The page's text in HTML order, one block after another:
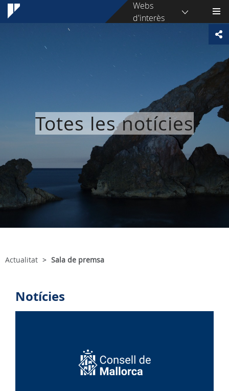
Webs
d'interès
Totes les notícies
Actualitat Sala de premsa
Notícies